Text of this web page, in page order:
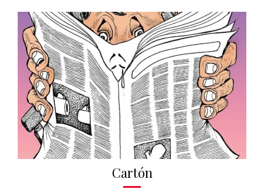
Cartón